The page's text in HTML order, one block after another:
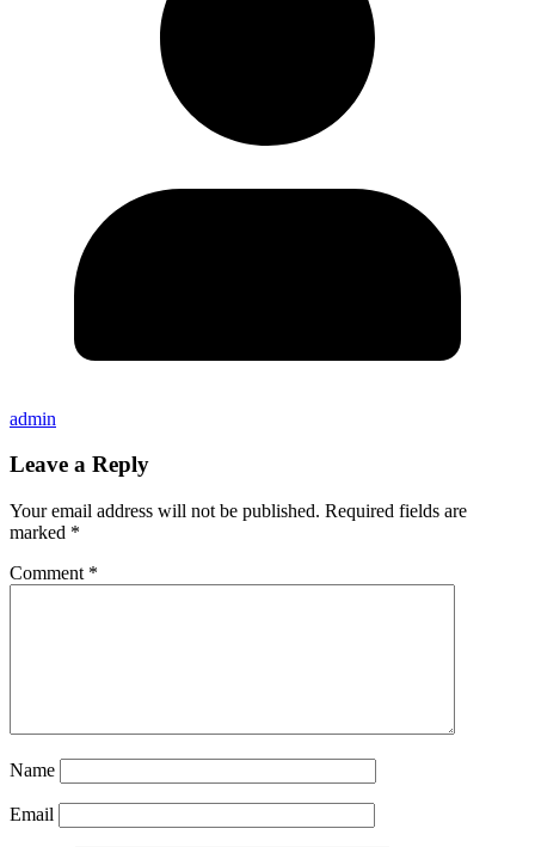
admin
Leave a Reply
Your email address will not be published. Required fields are
marked *
Comment *
Name
Email